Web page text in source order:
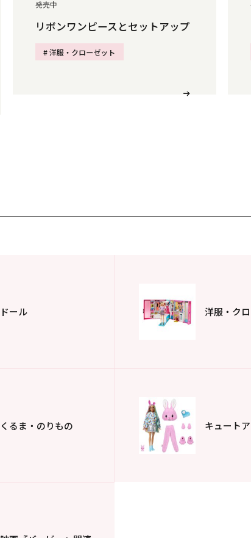
発売中
リボンワンピースとセットアップ
# 洋服・クローゼット
ドール 洋服・ ク
くるま・ のりもの キュート